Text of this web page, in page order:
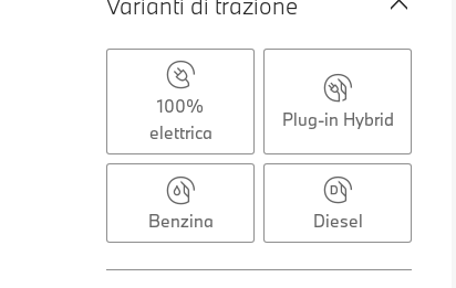
100%
elettrica
Plug-in Hybrid
Benzina Diesel